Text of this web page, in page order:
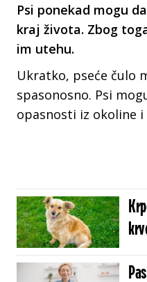
Psi ponekad mogu
kraj života. Zbog
im utehu.
Ukratko, pseće čulo
spasonosno. Psi
opasnosti iz okoline